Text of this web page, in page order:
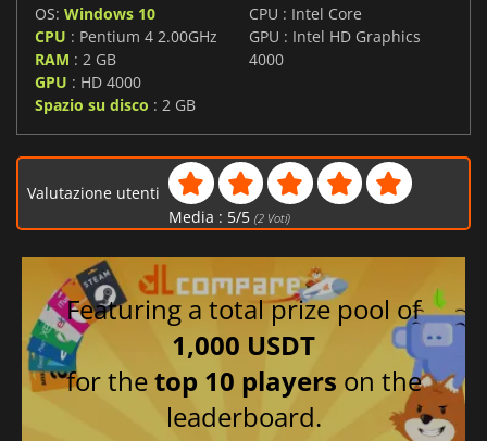
OS: Windows 10
CPU : Pentium 4 2.00GHz
RAM : 2 GB
GPU : HD 4000
Spazio su disco : 2 GB
CPU : Intel Core
GPU : Intel HD Graphics
4000
Valutazione utenti
Media : 5/5 (2Voti)
Featuring a total prize pool of
1,000 USDT
for thetop 10 players on the
leaderboard.